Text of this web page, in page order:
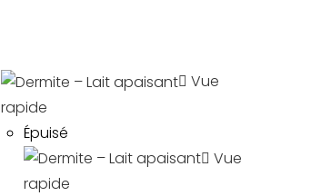
Vue
rapide
Épuisé
Vue
rapide